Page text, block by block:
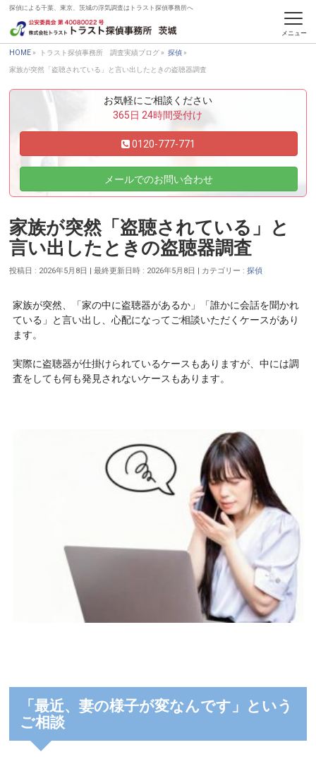
探偵による千葉、東京、茨城の浮気調査はトラスト探偵事務所へ
トラスト探偵事務所 調査実績ブログ
HOME » トラスト探偵事務所 調査実績ブログ » 探偵 »
家族が突然「盗聴されている」と言い出したときの盗聴器調査
お気軽にご相談ください
365日 24時間受付け
0120-777-771
メールでのお問い合わせ
家族が突然「盗聴されている」と
言い出したときの盗聴器調査
投稿日 : 2026年5月8日 最終更新日時 : 2026年5月8日 カテゴリー :探偵
家族が突然、「家の中に盗聴器があるか」「誰かに会話を聞かれ
ている」と言い出し、心配になってご相談いただくケースがあり
ます。
実際に盗聴器が仕掛けられているケースもありますが、中には調
査をしても何も発見されないケースもあります。
「最近、妻の様子が変なんです」という
ご相談